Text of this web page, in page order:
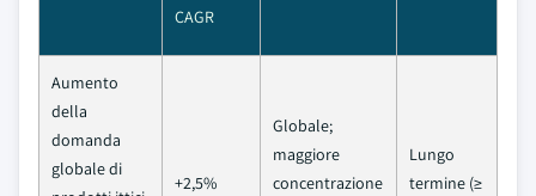
CAGR
Aumento
della
domanda
globale di
+2,5%
Globale;
maggiore
concentrazione
Lungo
termine (≥